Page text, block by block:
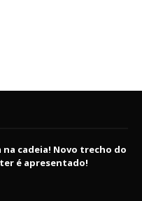
na cadeia! Novo trecho do
é apresentado!